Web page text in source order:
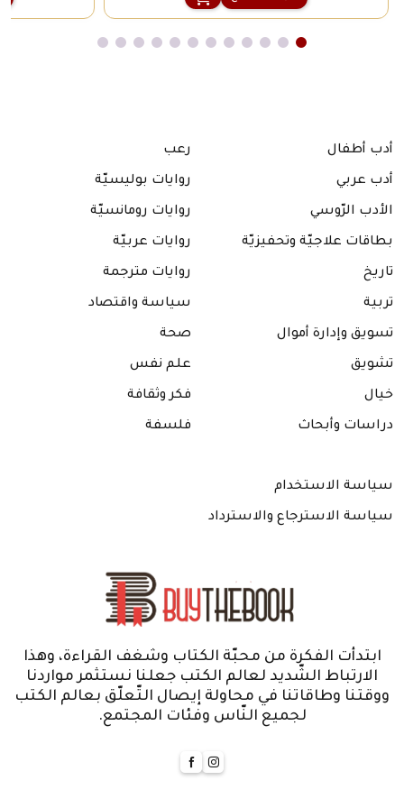
أدب أطفال
أدب عربي
الأدب الرّوسي
بطاقات علاجيّة وتحفيزيّة
تاريخ
تربية
تسويق وإدارة أموال
تشويق
خيال
دراسات وأبحاث
رعب
روايات بوليسيّة
روايات رومانسيّة
روايات عربيّة
روايات مترجمة
سياسة واقتصاد
صحة
علم نفس
فكر وثقافة
فلسفة
سياسة الاستخدام
سياسة الاسترجاع والاسترداد
ابتدأت الفكرة من محبّة الكتاب وشغف القراءة، وهذا
الارتباط الشّديد لعالم الكتب جعلنا نستثمر مواردنا
ووقتنا وطاقاتنا في محاولة إيصال التّعلّق بعالم الكتب
لجميع النّاس وفئات المجتمع.